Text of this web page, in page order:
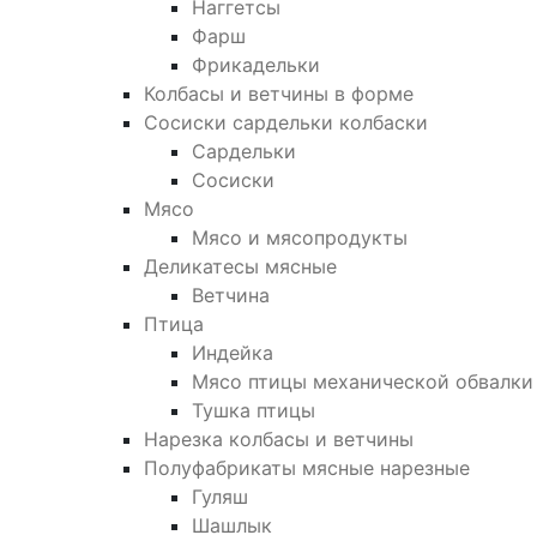
Наггетсы
Фарш
Фрикадельки
Колбасы и ветчины в форме
Сосиски сардельки колбаски
Сардельки
Сосиски
Мясо
Мясо и мясопродукты
Деликатесы мясные
Ветчина
Птица
Индейка
Мясо птицы механической обвалки
Тушка птицы
Нарезка колбасы и ветчины
Полуфабрикаты мясные нарезные
Гуляш
Шашлык